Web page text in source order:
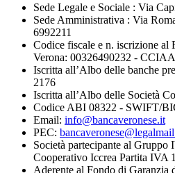
Sede Legale e Sociale : Via
Sede Amministrativa : Via
6992211
Codice fiscale e n. iscrizione al
Verona: 00326490232 -
Iscritta all’Albo delle banche
2176
Iscritta all’Albo delle Società
Codice ABI 08322 - SWIFT/
Email: info@bancaveronese.it
PEC:
Società partecipante al
Cooperativo Iccrea Partita IVA
Aderente al Fondo di Garanzia